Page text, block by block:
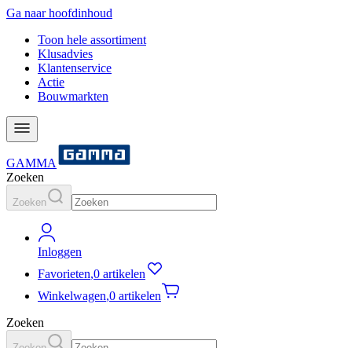
Ga naar hoofdinhoud
Toon hele assortiment
Klusadvies
Klantenservice
Actie
Bouwmarkten
GAMMA
Zoeken
Zoeken
Inloggen
Favorieten,0 artikelen
Winkelwagen,0 artikelen
Zoeken